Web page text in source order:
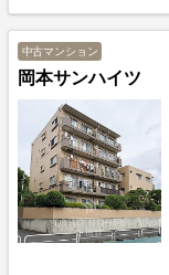
中古マンション
岡本サンハイツ